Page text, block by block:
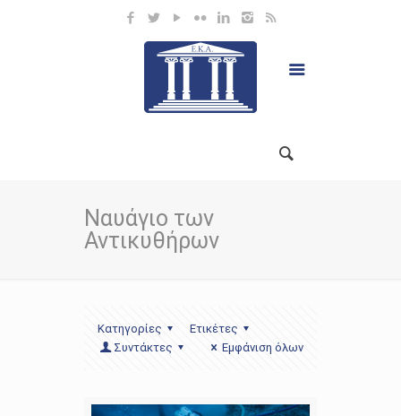
Ναυάγιο των
Αντικυθήρων
Κατηγορίες
Ετικέτες
Συντάκτες
Εμφάνιση όλων